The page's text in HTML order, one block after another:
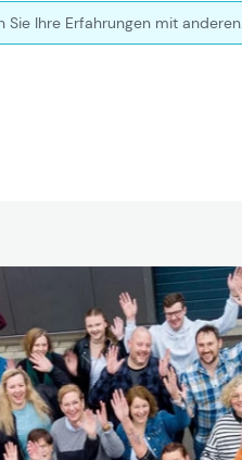
Sie Ihre Erfahrungen mit anderen.